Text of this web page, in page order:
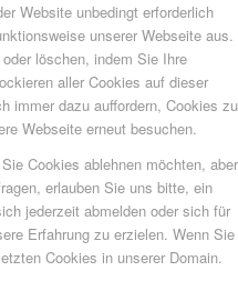
Website unbedingt erforderlich
unserer Webseite aus.
löschen, indem Sie Ihre
aller Cookies auf dieser
immer dazu auffordern, Cookies zu
Webseite erneut besuchen.
Cookies ablehnen möchten, aber
erlauben Sie uns bitte, ein
jederzeit abmelden oder sich für
Erfahrung zu erzielen. Wenn Sie
Cookies in unserer Domain.